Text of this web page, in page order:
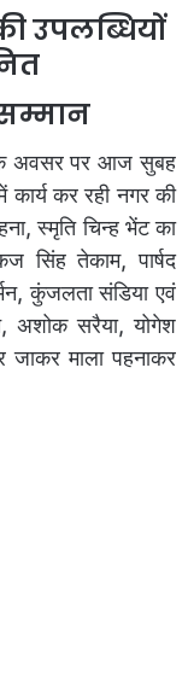
उपलब्धियों
अवसर पर आज सुबह
कार्य कर रही नगर की
स्मृति चिन्ह भेंट का
सिंह तेकाम, पार्षद
कुंजलता संडिया एवं
अशोक सरैया, योगेश
जाकर माला पहनाकर